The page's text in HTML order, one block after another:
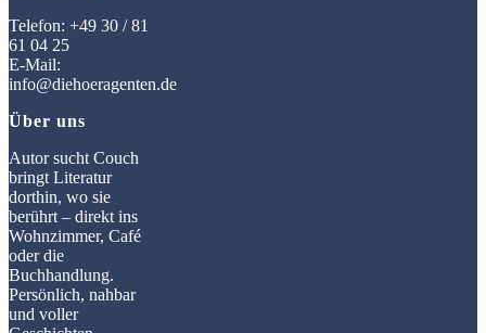
Telefon: +49 30 / 81
61 04 25
E-Mail:
info@diehoeragenten.de
Über uns
Autor sucht Couch
bringt Literatur
dorthin, wo sie
berührt – direkt ins
Wohnzimmer, Café
oder die
Buchhandlung.
Persönlich, nahbar
und voller